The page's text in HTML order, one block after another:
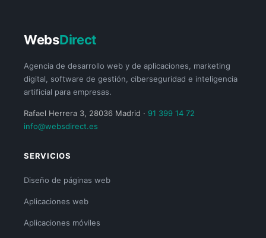
WebsDirect
Agencia de desarrollo web y de aplicaciones, marketing
digital, software de gestión, ciberseguridad e inteligencia
artificial para empresas.
Rafael Herrera 3, 28036 Madrid · 91 399 14 72
info@websdirect.es
SERVICIOS
Diseño de páginas web
Aplicaciones web
Aplicaciones móviles